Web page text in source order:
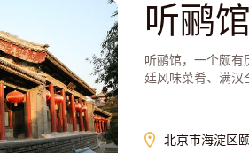
听鹂
听鹂馆，一个颇有
廷风味菜肴、满汉
北京市海淀区